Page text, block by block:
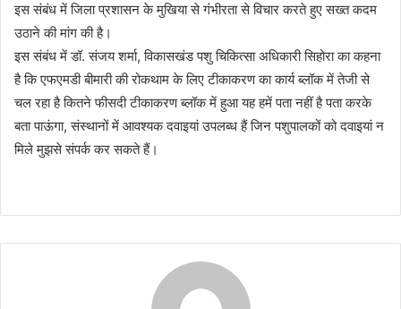
इस संबंध में जिला प्रशासन के मुखिया से गंभीरता से विचार करते हुए सख्त कदम
उठाने की मांग की है।
इस संबंध में डॉ. संजय शर्मा, विकासखंड पशु चिकित्सा अधिकारी सिहोरा का कहना
है कि एफएमडी बीमारी की रोकथाम के लिए टीकाकरण का कार्य ब्लॉक में तेजी से
चल रहा है कितने फीसदी टीकाकरण ब्लॉक में हुआ यह हमें पता नहीं है पता करके
बता पाऊंगा, संस्थानों में आवश्यक दवाइयां उपलब्ध हैं जिन पशुपालकों को दवाइयां न
मिले मुझसे संपर्क कर सकते हैं।